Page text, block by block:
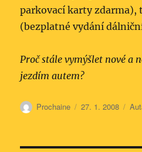
parkovací karty zdarma),
(bezplatné vydání
Proč stále vymýšlet nové a
jezdím autem?
Autor:
Prochaine Publikováno:
27. 1. 2008